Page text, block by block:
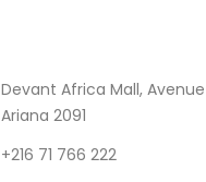
Devant Africa Mall,
Ariana 2091
+216 71 766 222